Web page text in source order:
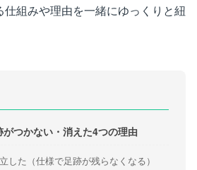
仕組みや理由を一緒にゆっくりと紐
つかない・消えた4つの理由
した（仕様で足跡が残らなくなる）